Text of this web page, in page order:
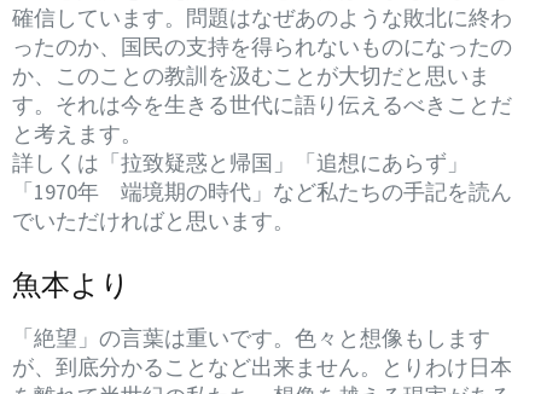
確信しています。問題はなぜあのような敗北に終わ
ったのか、国民の支持を得られないものになったの
か、このことの教訓を汲むことが大切だと思いま
す。それは今を生きる世代に語り伝えるべきことだ
と考えます。
詳しくは「拉致疑惑と帰国」「追想にあらず」
「1970年 端境期の時代」など私たちの手記を読ん
でいただければと思います。
魚本より
「絶望」の言葉は重いです。色々と想像もします
が、到底分かることなど出来ません。とりわけ日本